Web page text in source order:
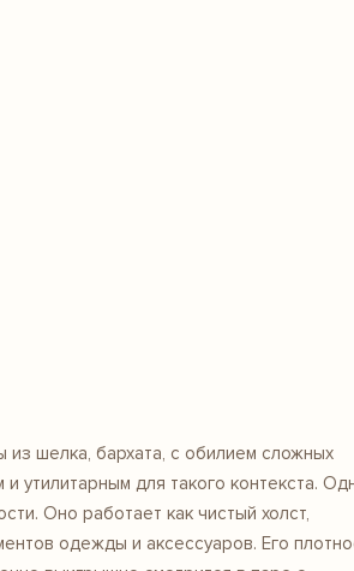
шелка, бархата, с обилием сложных
утилитарным для такого контекста.
Оно работает как чистый холст,
одежды и аксессуаров. Его